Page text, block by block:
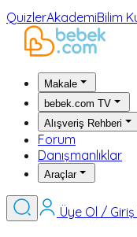
QuizlerAkademiBilim
Makale
bebek.com TV
Alışveriş Rehberi
Forum
Danışmanlıklar
Araçlar
Üye Ol / Giriş